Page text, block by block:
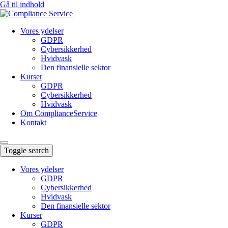
Gå til indhold
Vores ydelser
GDPR
Cybersikkerhed
Hvidvask
Den finansielle sektor
Kurser
GDPR
Cybersikkerhed
Hvidvask
Om ComplianceService
Kontakt
Toggle search
Vores ydelser
GDPR
Cybersikkerhed
Hvidvask
Den finansielle sektor
Kurser
GDPR